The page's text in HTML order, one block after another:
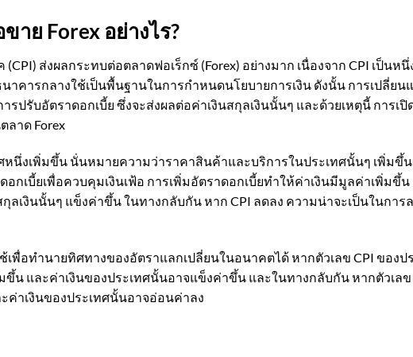
าย Forex อย่างไร?
ส่งผลกระทบต่อตลาดฟอเร็กซ์ (Forex) อย่างมาก เนื่องจาก CPI เป็น
าคารกลางใช้เป็นพื้นฐานในการกำหนดนโยบายการเงิน ดังนั้น การเปลี่ยน
ปรับอัตราดอกเบี้ย ซึ่งจะส่งผลต่อค่าเงินสกุลเงินนั้นๆ และด้วยเหตุนี้ การเ
ลาด Forex
ศหนึ่งเพิ่มขึ้น นั่นหมายความว่าราคาสินค้าและบริการในประเทศนั้นๆ เพิ่มขึ้
อกเบี้ยเพื่อควบคุมเงินเฟ้อ การเพิ่มอัตราดอกเบี้ยทำให้ค่าเงินมีมูลค่าเพิ่ม
ลเงินนั้นๆ แข็งค่าขึ้น ในทางกลับกัน หาก CPI ลดลง ความน่าจะเป็นในการ
ช้เพื่อทำนายทิศทางของอัตราแลกเปลี่ยนในอนาคตได้ หากตัวเลข CPI ขอ
น และค่าเงินของประเทศนั้นอาจแข็งค่าขึ้น และในทางกลับกัน หากตัวเล
ค่าเงินของประเทศนั้นอาจอ่อนค่าลง